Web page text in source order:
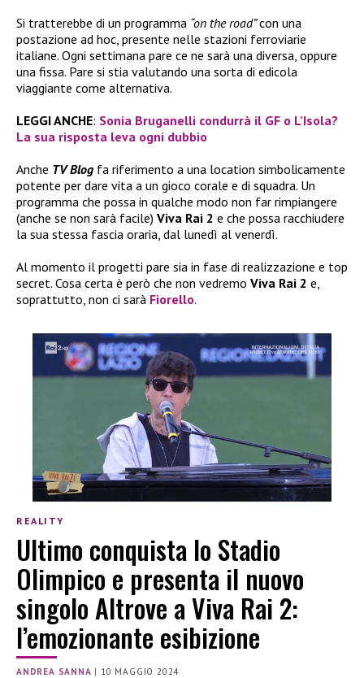
Si tratterebbe di un programma “on the road”con una
postazione ad hoc, presente nelle stazioni ferroviarie
italiane. Ogni settimana pare ce ne sarà una diversa, oppure
una fissa. Pare si stia valutando una sorta di edicola
viaggiante come alternativa.
LEGGI ANCHE: Sonia Bruganelli condurrà il GF o L’Isola?
La sua risposta leva ogni dubbio
Anche TV Blog fa riferimento a una location simbolicamente
potente per dare vita a un gioco corale e di squadra. Un
programma che possa in qualche modo non far rimpiangere
(anche se non sarà facile) Viva Rai 2 e che possa racchiudere
la sua stessa fascia oraria, dal lunedì al venerdì.
Al momento il progetti pare sia in fase di realizzazione e top
secret. Cosa certa è però che non vedremo Viva Rai 2 e,
soprattutto, non ci sarà Fiorello.
REALITY
Ultimo conquista lo Stadio
Olimpico e presenta il nuovo
singolo Altrove a Viva Rai 2:
l’emozionante esibizione
ANDREA SANNA | 10 MAGGIO 2024